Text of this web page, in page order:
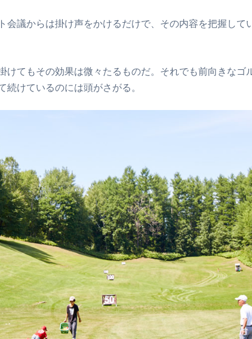
会議からは掛け声をかけるだけで、その内容を把握して
けてもその効果は微々たるものだ。それでも前向きなゴ
続けているのには頭がさがる。